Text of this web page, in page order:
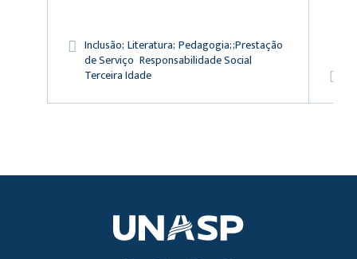
Inclusão Literatura Pedagogia Prestação
de Serviço Responsabilidade Social
Terceira Idade